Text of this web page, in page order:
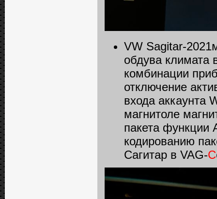
VW Sagitar-
обдува климата
комбинации
отключение
входа аккаунта
магнитоле
пакета функции
кодированию
Сагитар в VAG-C